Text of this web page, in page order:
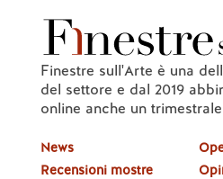
Finestre sull'Arte è una
del settore e dal 2019
online anche un
News
Recensioni mostre